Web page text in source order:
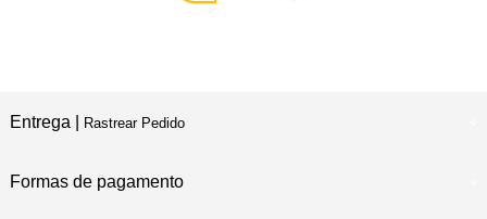
Entrega | Rastrear Pedido
Formas de pagamento